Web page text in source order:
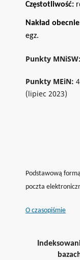
Częstotliwość:
Nakład
egz.
Punkty MNiSW:
Punkty MEiN:
(lipiec 2023)
Podstawową
poczta
O czasopiśmie